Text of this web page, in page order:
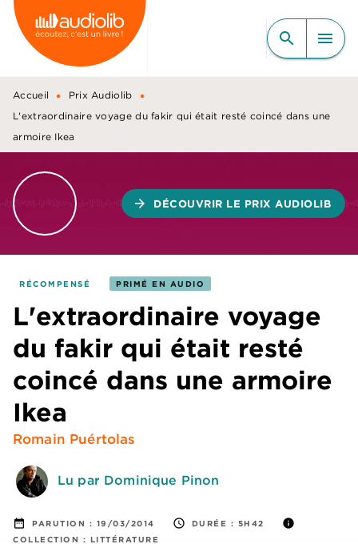
MENU RECHERCHE
CONTENU
PIED DE PAGE
search menu
Accueil • Prix Audiolib •
L'extraordinaire voyage du fakir qui était resté coincé dans une
armoire Ikea
arrow_forward DÉCOUVRIR LE PRIX AUDIOLIB
RÉCOMPENSÉ PRIMÉ EN AUDIO
L'extraordinaire voyage
du fakir qui était resté
coincé dans une armoire
Ikea
Romain Puértolas
Lu par Dominique Pinon
date_range PARUTION : 19/03/2014 access_time DURÉE : 5H42 info
COLLECTION : LITTÉRATURE